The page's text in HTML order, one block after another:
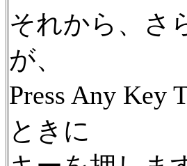
それから、さ
が、
Press Any Key
ときに